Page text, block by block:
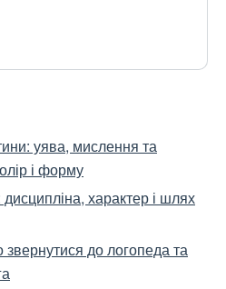
уява, мислення та
і форму
характер і шлях
до логопеда та